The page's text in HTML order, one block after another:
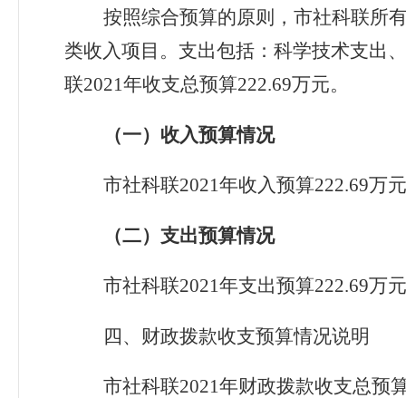
按照综合预算的原则，市社科联所
类收入项目。支出包括： 科学技术支出
联2021年收支总预算222.69万元。
（一）收入预算情况
市社科联2021年收入预算222.69万
（二）支出预算情况
市社科联2021年支出预算222.69万
四、财政拨款收支预算情况说明
市社科联2021年财政拨款收支总预